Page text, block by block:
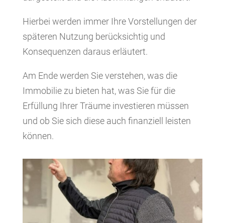
Hierbei werden immer Ihre Vorstellungen der
späteren Nutzung berücksichtig und
Konsequenzen daraus erläutert.
Am Ende werden Sie verstehen, was die
Immobilie zu bieten hat, was Sie für die
Erfüllung Ihrer Träume investieren müssen
und ob Sie sich diese auch finanziell leisten
können.